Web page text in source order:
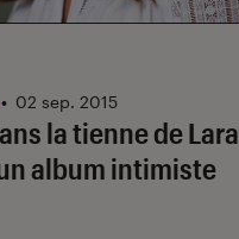
la tienne de Lara
album intimiste
• 02 sep. 2015